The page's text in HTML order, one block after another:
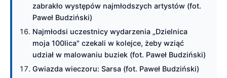
zabrakło występów najmłodszych artystów (fot.
Paweł Budziński)
Najmłodsi uczestnicy wydarzenia „Dzielnica
moja 100lica" czekali w kolejce, żeby wziąć
udział w malowaniu buziek (fot. Paweł Budziński)
Gwiazda wieczoru: Sarsa (fot. Paweł Budziński)